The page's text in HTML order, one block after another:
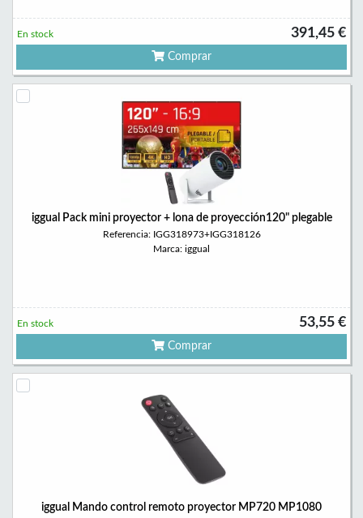
391,45 €
En stock
Comprar
iggual Pack mini proyector + lona de proyección120" plegable
Referencia: IGG318973+IGG318126
Marca: iggual
53,55 €
En stock
Comprar
iggual Mando control remoto proyector MP720 MP1080